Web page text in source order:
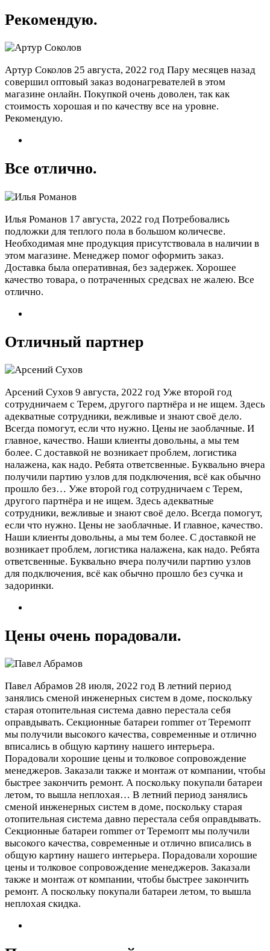
Рекомендую.
Артур Соколов 25 августа, 2022 год Пару месяцев назад
совершил оптовый заказ водонагревателей в этом
магазине онлайн. Покупкой очень доволен, так как
стоимость хорошая и по качеству все на уровне.
Рекомендую.
Все отлично.
Илья Романов 17 августа, 2022 год Потребовались
подложки для теплого пола в большом количесве.
Необходимая мне продукция присутствовала в наличии в
этом магазине. Менеджер помог оформить заказ.
Доставка была оперативная, без задержек. Хорошее
качество товара, о потраченных средсвах не жалею. Все
отлично.
Отличный партнер
Арсений Сухов 9 августа, 2022 год Уже второй год
сотрудничаем с Терем, другого партнёра и не ищем. Здесь
адекватные сотрудники, вежливые и знают своё дело.
Всегда помогут, если что нужно. Цены не заоблачные. И
главное, качество. Наши клиенты довольны, а мы тем
более. С доставкой не возникает проблем, логистика
налажена, как надо. Ребята ответсвенные. Буквально вчера
получили партию узлов для подключения, всё как обычно
прошло без… Уже второй год сотрудничаем с Терем,
другого партнёра и не ищем. Здесь адекватные
сотрудники, вежливые и знают своё дело. Всегда помогут,
если что нужно. Цены не заоблачные. И главное, качество.
Наши клиенты довольны, а мы тем более. С доставкой не
возникает проблем, логистика налажена, как надо. Ребята
ответсвенные. Буквально вчера получили партию узлов
для подключения, всё как обычно прошло без сучка и
задоринки.
Цены очень порадовали.
Павел Абрамов 28 июля, 2022 год В летний период
занялись сменой инженерных систем в доме, поскольку
старая отопительная система давно перестала себя
оправдывать. Секционные батареи rommer от Теремопт
мы получили высокого качества, современные и отлично
вписались в общую картину нашего интерьера.
Порадовали хорошие цены и толковое сопровождение
менеджеров. Заказали также и монтаж от компании, чтобы
быстрее закончить ремонт. А поскольку покупали батареи
летом, то вышла неплохая… В летний период занялись
сменой инженерных систем в доме, поскольку старая
отопительная система давно перестала себя оправдывать.
Секционные батареи rommer от Теремопт мы получили
высокого качества, современные и отлично вписались в
общую картину нашего интерьера. Порадовали хорошие
цены и толковое сопровождение менеджеров. Заказали
также и монтаж от компании, чтобы быстрее закончить
ремонт. А поскольку покупали батареи летом, то вышла
неплохая скидка.